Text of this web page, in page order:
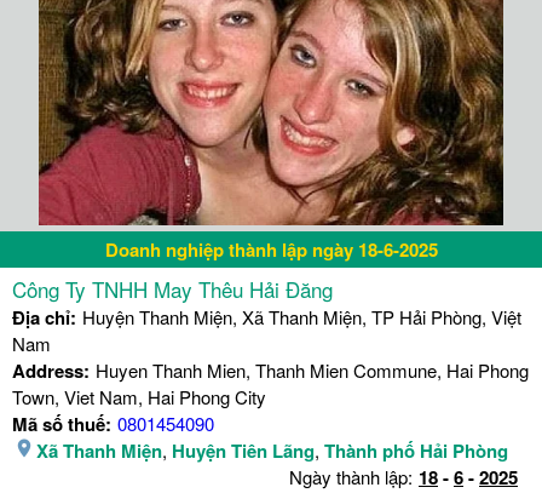
Doanh nghiệp thành lập ngày 18-6-2025
Công Ty TNHH May Thêu Hải Đăng
Địa chỉ: Huyện Thanh Miện, Xã Thanh Miện, TP Hải Phòng, Việt
Nam
Address: Huyen Thanh Mien, Thanh Mien Commune, Hai Phong
Town, Viet Nam, Hai Phong City
Mã số thuế: 0801454090
Xã Thanh Miện, Huyện Tiên Lãng, Thành phố Hải Phòng
Ngày thành lập: 18-6-2025